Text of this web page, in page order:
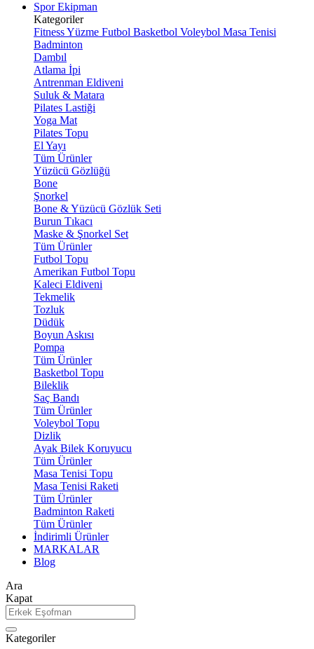
Spor Ekipman
Kategoriler
FitnessYüzme Futbol Basketbol Voleybol Masa Tenisi
Badminton
Dambıl
Atlama İpi
Antrenman Eldiveni
Suluk & Matara
Pilates Lastiği
Yoga Mat
Pilates Topu
El Yayı
Tüm Ürünler
Yüzücü Gözlüğü
Bone
Şnorkel
Bone & Yüzücü Gözlük Seti
Burun Tıkacı
Maske & Şnorkel Set
Tüm Ürünler
Futbol Topu
Amerikan Futbol Topu
Kaleci Eldiveni
Tekmelik
Tozluk
Düdük
Boyun Askısı
Pompa
Tüm Ürünler
Basketbol Topu
Bileklik
Saç Bandı
Tüm Ürünler
Voleybol Topu
Dizlik
Ayak Bilek Koruyucu
Tüm Ürünler
Masa Tenisi Topu
Masa Tenisi Raketi
Tüm Ürünler
Badminton Raketi
Tüm Ürünler
İndirimli Ürünler
MARKALAR
Blog
Ara
Kapat
Kategoriler